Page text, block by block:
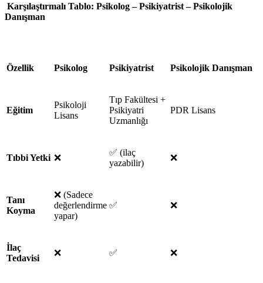
Karşılaştırmalı Tablo: Psikolog – Psikiyatrist – Psikolojik
Danışman
Özellik Psikolog Psikiyatrist Psikolojik Danışman
Eğitim
Psikoloji
Lisans
Tıp Fakültesi +
Psikiyatri
Uzmanlığı
PDR Lisans
Tıbbi Yetki ❌
✅ (ilaç
yazabilir)
❌
Tanı
Koyma
❌ (Sadece
değerlendirme
yapar)
✅ ❌
İlaç
Tedavisi
❌ ✅ ❌